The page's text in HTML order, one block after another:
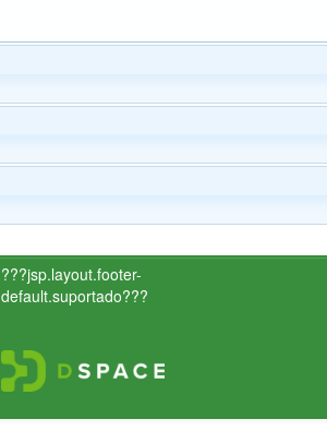
???jsp.layout.footer-
default.suportado???